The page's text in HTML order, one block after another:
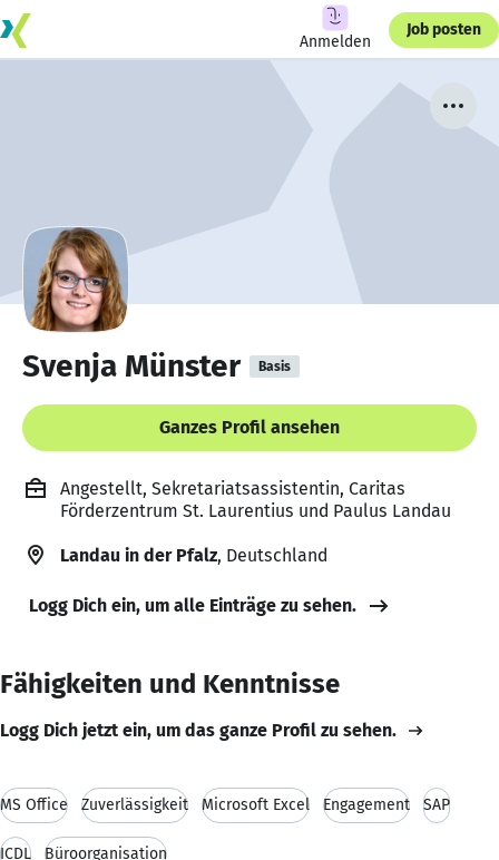
Anmelden
Job posten
Svenja Münster Basis
Ganzes Profil ansehen
Angestellt, Sekretariatsassistentin, Caritas
Förderzentrum St. Laurentius und Paulus Landau
Landau in der Pfalz, Deutschland
Logg Dich ein, um alle Einträge zu sehen.
Fähigkeiten und Kenntnisse
Logg Dich jetzt ein, um das ganze Profil zu sehen.
MS Office Zuverlässigkeit Microsoft Excel Engagement SAP
ICDL Büroorganisation